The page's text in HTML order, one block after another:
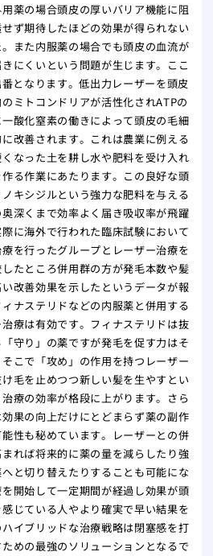
薬の場合頭皮の厚いバリア機能に阻
ず期待したほどの効果が得られない
また内服薬の場合でも頭皮の血流が
にくいという問題が生じます。ここ
となります。低出力レーザーを頭皮
ミトコンドリアが活性化されATPの
酸化窒素の働きによって頭皮の毛細
改善されます。これは農業に例える
なった土を耕し水や肥料を受け入れ
る作業にあたります。この良好な頭
キシジルという強力な肥料を与える
深くまで効率よく届き吸収率が飛躍
に海外で行われた臨床試験において
を行ったグループとレーザー治療を
たところ併用群の方が発毛本数や髪
改善効果を示したというデータが報
ナステリドなどの内服薬と併用する
療は有効です。フィナステリドは抜
守り」の薬ですが発毛を促す力はそ
こで「攻め」の作用を持つレーザー
毛を止めつつ新しい髪を生やすとい
療の効率が格段に上がります。さら
果の向上だけにとどまらず薬の副作
性も秘めています。レーザーとの併
れば将来的に薬の量を減らしたり強
と切り替えたりすることも可能にな
開始して一定期間が経過し効果が頭
じている人やより確実で早い結果を
イブリッドな治療戦略は閉塞感を打
めの最強のソリューションとなるで